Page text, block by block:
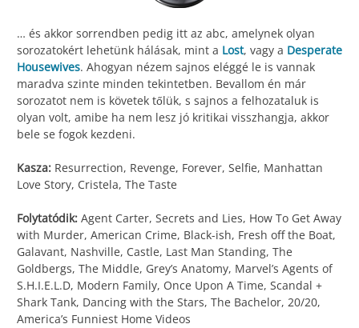
… és akkor sorrendben pedig itt az abc, amelynek olyan
sorozatokért lehetünk hálásak, mint a Lost, vagy a Desperate
Housewives. Ahogyan nézem sajnos eléggé le is vannak
maradva szinte minden tekintetben. Bevallom én már
sorozatot nem is követek tőlük, s sajnos a felhozataluk is
olyan volt, amibe ha nem lesz jó kritikai visszhangja, akkor
bele se fogok kezdeni.
Kasza: Resurrection, Revenge, Forever, Selfie, Manhattan
Love Story, Cristela, The Taste
Folytatódik: Agent Carter, Secrets and Lies, How To Get Away
with Murder, American Crime, Black-ish, Fresh off the Boat,
Galavant, Nashville, Castle, Last Man Standing, The
Goldbergs, The Middle, Grey’s Anatomy, Marvel’s Agents of
S.H.I.E.L.D, Modern Family, Once Upon A Time, Scandal +
Shark Tank, Dancing with the Stars, The Bachelor, 20/20,
America’s Funniest Home Videos